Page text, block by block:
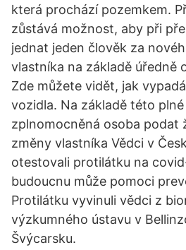
která prochází pozemkem.
zůstává možnost, aby při
jednat jeden člověk za
vlastníka na základě úředně
Zde můžete vidět, jak
vozidla. Na základě této
zplnomocněná osoba podat
změny vlastníka Vědci v
otestovali protilátku na
budoucnu může pomoci
Protilátku vyvinuli vědci z
výzkumného ústavu v
Švýcarsku.